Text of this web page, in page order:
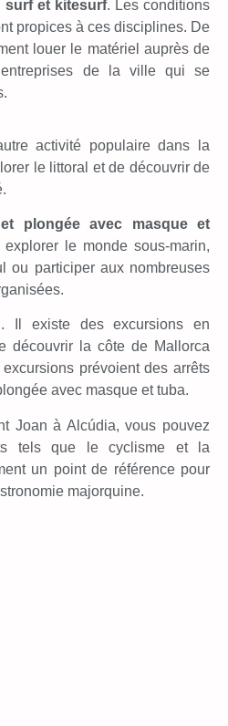
surf et kitesurf. Les conditions
propices à ces disciplines. De
louer le matériel auprès de
entreprises de la ville qui se
activité populaire dans la
le littoral et de découvrir de
plongée avec masque et
le monde sous-marin,
ou participer aux nombreuses
. Il existe des excursions en
découvrir la côte de Mallorca
prévoient des arrêts
avec masque et tuba.
Joan à Alcúdia, vous pouvez
tels que le cyclisme et la
un point de référence pour
majorquine.